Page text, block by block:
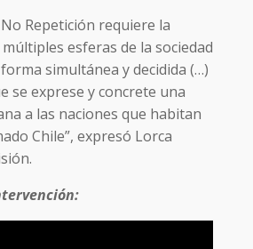
Repetición requiere la
esferas de la sociedad
simultánea y decidida (…)
se exprese y concrete una
a las naciones que habitan
Chile”, expresó Lorca